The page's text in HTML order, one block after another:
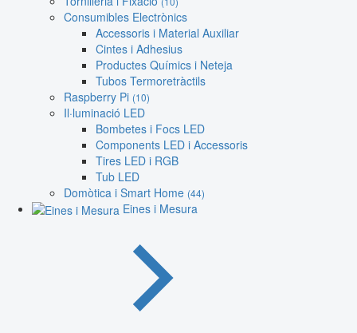
Consumibles Electrònics
Accessoris i Material Auxiliar
Cintes i Adhesius
Productes Químics i Neteja
Tubos Termoretràctils
Raspberry Pi (10)
Il·luminació LED
Bombetes i Focs LED
Components LED i Accessoris
Tires LED i RGB
Tub LED
Domòtica i Smart Home (44)
Eines i Mesura